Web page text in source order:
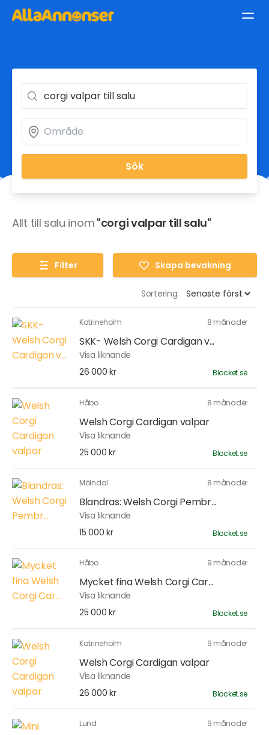
Sök
Allt till salu inom "corgi valpar till salu"
Filter Skapa bevakning
Sortering:
Katrineholm 8 månader
SKK- Welsh Corgi Cardigan v...
Visa liknande
26 000 kr
Blocket.se
Håbo 8 månader
Welsh Corgi Cardigan valpar
Visa liknande
25 000 kr
Blocket.se
Mölndal 8 månader
Blandras: Welsh Corgi Pembr...
Visa liknande
15 000 kr
Blocket.se
Håbo 9 månader
Mycket fina Welsh Corgi Car...
Visa liknande
25 000 kr
Blocket.se
Katrineholm 9 månader
Welsh Corgi Cardigan valpar
Visa liknande
26 000 kr
Blocket.se
Lund 9 månader